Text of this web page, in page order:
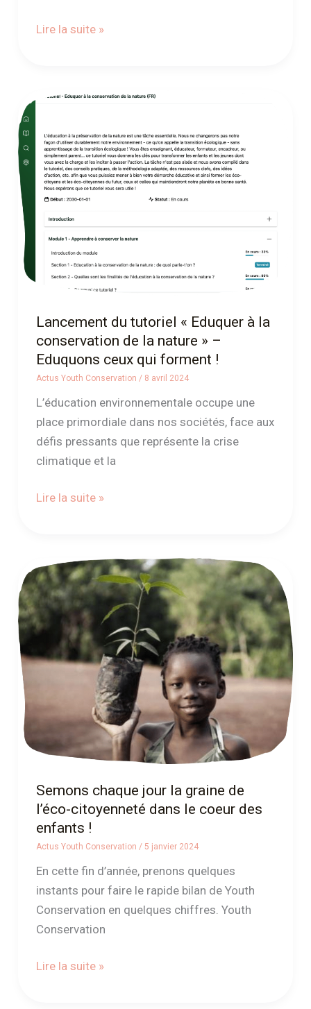
Lire la suite »
Lancement du tutoriel « Eduquer à la
conservation de la nature » –
Eduquons ceux qui forment !
Actus Youth Conservation / 8 avril 2024
L’éducation environnementale occupe une
place primordiale dans nos sociétés, face aux
défis pressants que représente la crise
climatique et la
Lancement
tutoriel
« Eduquer
conservation
nature »
qui
forment
Lire la suite »
Semons chaque jour la graine de
l’éco-citoyenneté dans le coeur des
enfants !
Actus Youth Conservation / 5 janvier 2024
En cette fin d’année, prenons quelques
instants pour faire le rapide bilan de Youth
Conservation en quelques chiffres. Youth
Conservation
Semons
chaque
jour
la
graine
de
citoyenneté
dans
le
enfants
Lire la suite »